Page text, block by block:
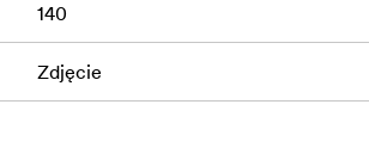
140
Zdjęcie